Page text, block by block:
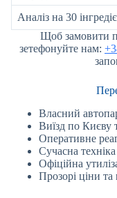
Аналіз на 30
Щоб замовити
зетефонуйте нам:
Власний
Виїзд по Києву
Оперативне
Сучасна
Офіційна
Прозорі ціни